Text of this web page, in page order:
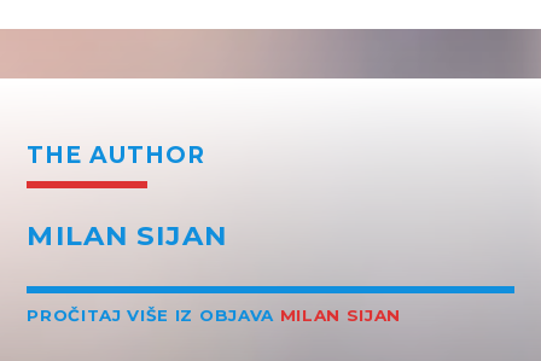
THE AUTHOR
MILAN SIJAN
PROČITAJ VIŠE IZ OBJAVA MILAN SIJAN